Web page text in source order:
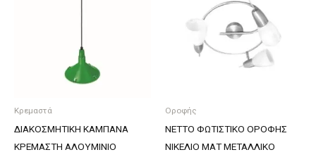
Κρεμαστά
ΔΙΑΚΟΣΜΗΤΙΚΗ ΚΑΜΠΑΝΑ
ΚΡΕΜΑΣΤΗ ΑΛΟΥΜΙΝΙΟ
Οροφής
NETTO ΦΩΤΙΣΤΙΚΟ ΟΡΟΦΗΣ
ΝΙΚΕΛΙΟ ΜΑΤ ΜΕΤΑΛΛΙΚΟ